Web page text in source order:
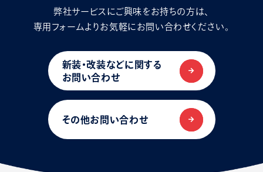
弊社サービスにご興味をお持ちの方は、
専用フォームよりお気軽にお問い合わせください。
新装・改装などに関する
お問い合わせ
その他お問い合わせ